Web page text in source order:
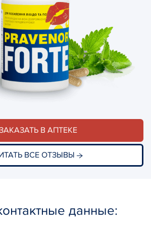
В АПТЕКЕ
ВСЕ ОТЗЫВЫ
данные: